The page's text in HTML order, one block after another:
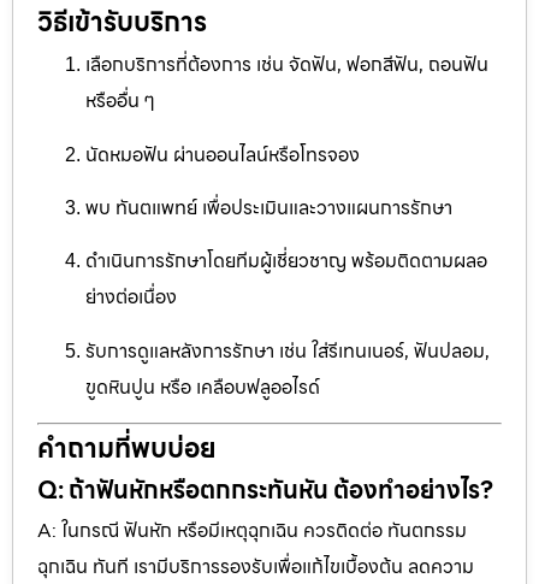
วิธีเข้ารับบริการ
เลือกบริการที่ต้องการ เช่น จัดฟัน, ฟอกสีฟัน, ถอนฟัน
หรืออื่น ๆ
นัดหมอฟัน ผ่านออนไลน์หรือโทรจอง
พบ ทันตแพทย์ เพื่อประเมินและวางแผนการรักษา
ดำเนินการรักษาโดยทีมผู้เชี่ยวชาญ พร้อมติดตามผลอ
ย่างต่อเนื่อง
รับการดูแลหลังการรักษา เช่น ใส่รีเทนเนอร์, ฟันปลอม,
ขูดหินปูน หรือ เคลือบฟลูออไรด์
คำถามที่พบบ่อย
Q: ถ้าฟันหักหรือตกกระทันหัน ต้องทำอย่างไร?
A: ในกรณี ฟันหัก หรือมีเหตุฉุกเฉิน ควรติดต่อ ทันตกรรม
ฉุกเฉิน ทันที เรามีบริการรองรับเพื่อแก้ไขเบื้องต้น ลดความ